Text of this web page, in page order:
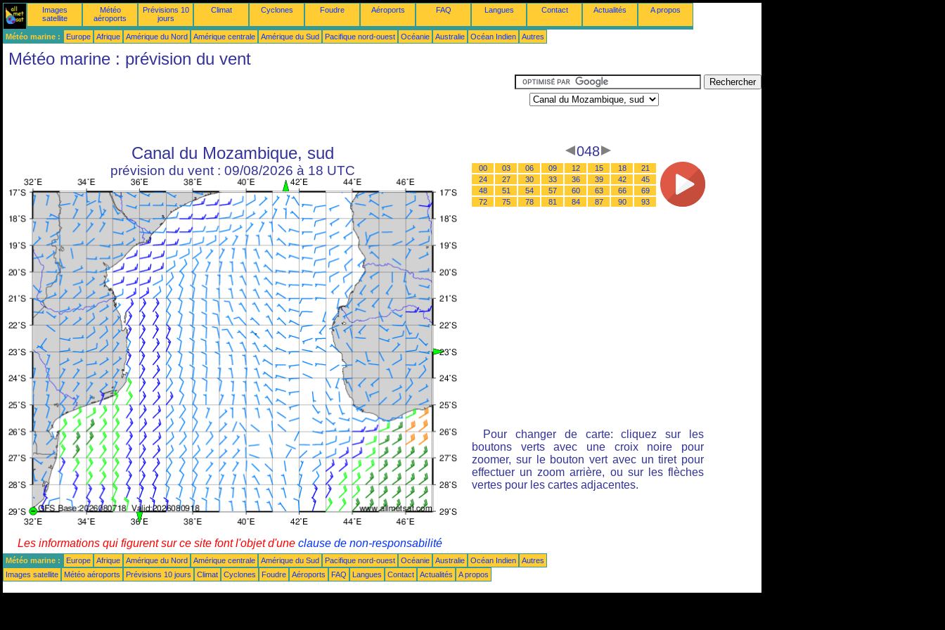
Images
satellite
Météo
aéroports
Prévisions 10
jours
Climat Cyclones Foudre Aéroports FAQ Langues Contact Actualités A propos
Météo marine : Europe Afrique Amérique du Nord Amérique centrale Amérique du Sud Pacifique nord-ouest Océanie Australie Océan Indien Autres
Météo marine : prévision du vent
Canal du Mozambique, sud
prévision du vent : 09/08/2026 à 18 UTC
048
00 03 06 09 12 15 18
21
24
27 30 33 36 39 42
45
48
51 54 57 60 63 66
69
72
75 78 81 84 87 90 93
Pour changer de carte: cliquez sur les
boutons verts avec une croix noire pour
zoomer, sur le bouton vert avec un tiret pour
effectuer un zoom arrière, ou sur les flèches
vertes pour les cartes adjacentes.
Les informations qui figurent sur ce site font l'objet d'une clause de non-responsabilité
Météo marine : Europe Afrique Amérique du Nord Amérique centrale Amérique du Sud Pacifique nord-ouest Océanie Australie Océan Indien
Autres
Images satellite
Météo aéroports Prévisions 10 jours Climat Cyclones Foudre Aéroports FAQ Langues Contact Actualités A propos